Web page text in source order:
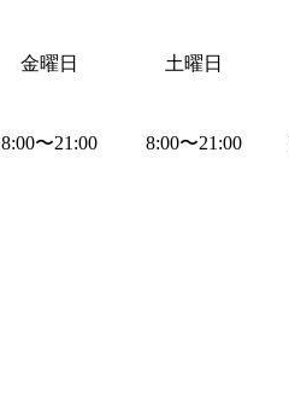
金曜日 土曜日
8:00〜21:00 8:00〜21:00